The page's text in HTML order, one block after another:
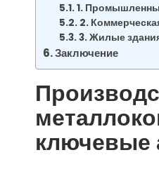
1.
2.
3. Жилые
Заключение
ключевые